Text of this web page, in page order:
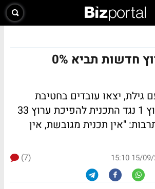
'התכנית לערוץ חדשות תביא 0%
גילת, יצאו עובדים בחטיבת
החדשות של ערוץ 1 נגד התכנית להפיכת ערוץ 33
"אין תכנית מגובשת, אין
15/09/
(7)